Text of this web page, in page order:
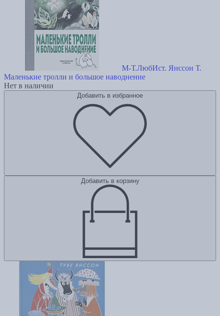
М-Т.ЛюбИст. Янссон Т.
Маленькие тролли и большое наводнение
Нет в наличии
Добавить в избранное
Добавить в корзину